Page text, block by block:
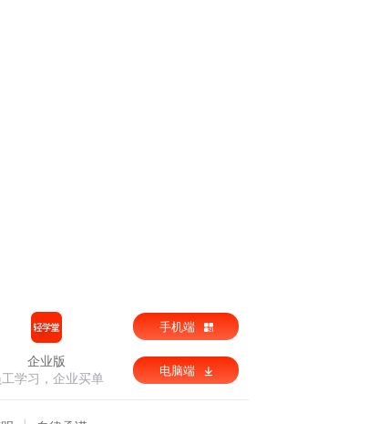
企业版
工学习，企业买单
手机端
电脑端